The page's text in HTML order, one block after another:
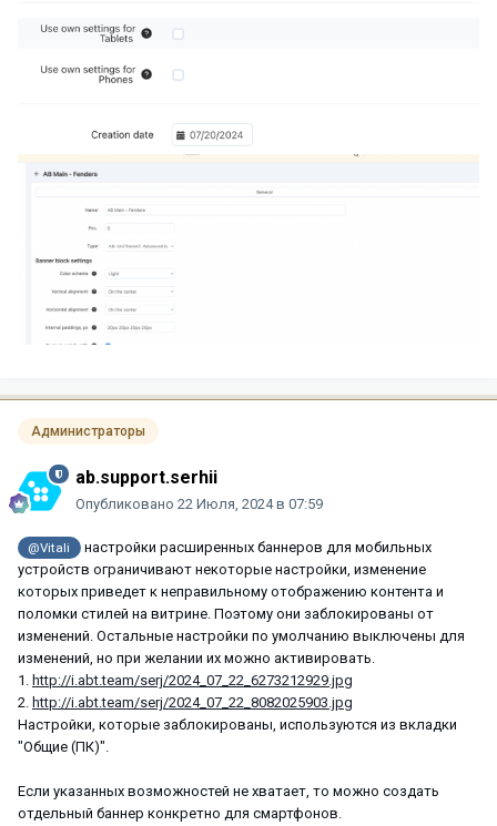
Администраторы
ab.support.serhii
Опубликовано 22 Июля, 2024 в 07:59
@Vitali
настройки расширенных баннеров для мобильных
устройств ограничивают некоторые настройки, изменение
которых приведет к неправильному отображению контента и
поломки стилей на витрине. Поэтому они заблокированы от
изменений. Остальные настройки по умолчанию выключены для
изменений, но при желании их можно активировать.
1.
http://i.abt.team/serj/2024_07_22_6273212929.jpg
2. http://i.abt.team/serj/2024_07_22_8082025903.jpg
Настройки, которые заблокированы, используются из вкладки
"Общие (ПК)".
Если указанных возможностей не хватает, то можно создать
отдельный баннер конкретно для смартфонов.